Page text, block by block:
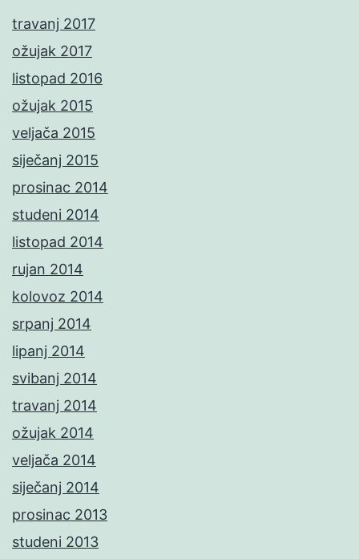
travanj 2017
ožujak 2017
listopad 2016
ožujak 2015
veljača 2015
siječanj 2015
prosinac 2014
studeni 2014
listopad 2014
rujan 2014
kolovoz 2014
srpanj 2014
lipanj 2014
svibanj 2014
travanj 2014
ožujak 2014
veljača 2014
siječanj 2014
prosinac 2013
studeni 2013